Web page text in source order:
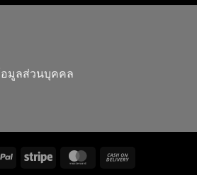
มูลส่วนบุคคล
PayPal Stripe MasterCard